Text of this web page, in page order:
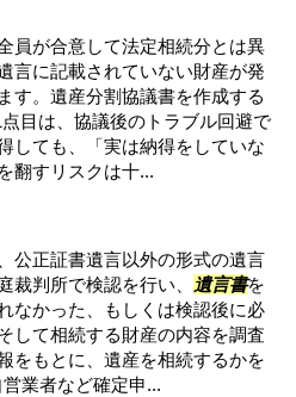
員が合意して法定相続分とは異
言に記載されていない財産が発
す。遺産分割協議書を作成する
目は、協議後のトラブル回避で
しても、「実は納得をしていな
翻すリスクは十...
公正証書遺言以外の形式の遺言
裁判所で検認を行い、
遺言書を
なかった、もしくは検認後に必
して相続する財産の内容を調査
をもとに、遺産を相続するかを
業者など確定申...